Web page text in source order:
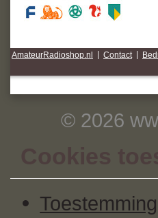
AmateurRadioshop.nl Contact
© 2026
Cookies
Toestemming